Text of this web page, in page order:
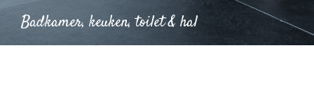
Badkamer, keuken, toilet & hal